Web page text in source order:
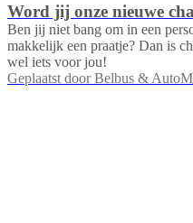
Word jij onze nieuwe
Ben jij niet bang om in een
makkelijk een praatje? Dan is
wel iets voor jou!
Geplaatst door Belbus &